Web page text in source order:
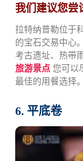
我们建议您尝
拉特纳普勒位于
的宝石交易中心
考古遗址、热带
旅游景点 您可以
最佳的用餐选择
6. 平底卷